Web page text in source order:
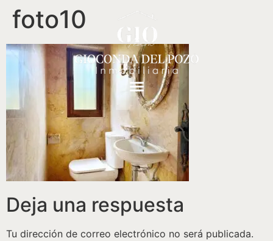
foto10
Deja una respuesta
Tu dirección de correo electrónico no será publicada.